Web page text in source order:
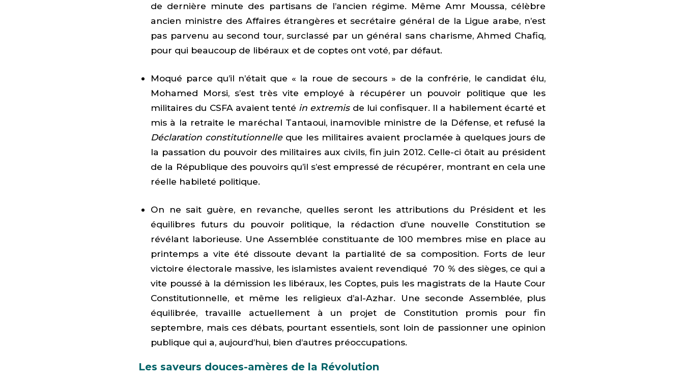
de dernière minute des partisans de l’ancien régime. Même Amr Moussa, célèbre
ancien ministre des Affaires étrangères et secrétaire général de la Ligue arabe, n’est
pas parvenu au second tour, surclassé par un général sans charisme, Ahmed Chafiq,
pour qui beaucoup de libéraux et de coptes ont voté, par défaut.
Moqué parce qu’il n’était que « la roue de secours » de la confrérie, le candidat élu,
Mohamed Morsi, s’est très vite employé à récupérer un pouvoir politique que les
militaires du CSFA avaient tenté in extremisde lui confisquer. Il a habilement écarté et
mis à la retraite le maréchal Tantaoui, inamovible ministre de la Défense, et refusé la
Déclaration constitutionnelleque les militaires avaient proclamée à quelques jours de
la passation du pouvoir des militaires aux civils, fin juin 2012. Celle-ci ôtait au président
de la République des pouvoirs qu’il s’est empressé de récupérer, montrant en cela une
réelle habileté politique.
On ne sait guère, en revanche, quelles seront les attributions du Président et les
équilibres futurs du pouvoir politique, la rédaction d’une nouvelle Constitution se
révélant laborieuse. Une Assemblée constituante de 100 membres mise en place au
printemps a vite été dissoute devant la partialité de sa composition. Forts de leur
victoire électorale massive, les islamistes avaient revendiqué 70 % des sièges, ce qui a
vite poussé à la démission les libéraux, les Coptes, puis les magistrats de la Haute Cour
Constitutionnelle, et même les religieux d’al-Azhar. Une seconde Assemblée, plus
équilibrée, travaille actuellement à un projet de Constitution promis pour fin
septembre, mais ces débats, pourtant essentiels, sont loin de passionner une opinion
publique qui a, aujourd’hui, bien d’autres préoccupations.
Les saveurs douces-amères de la Révolution